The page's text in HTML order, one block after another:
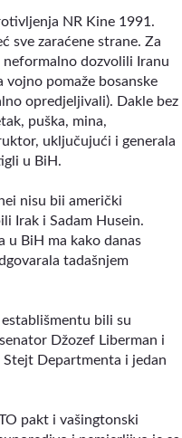
NR Kine 1991.
sve zaraćene strane. Za
neformalno dozvolili Iranu
pomaže bosanske
opredjeljivali). Dakle bez
puška, mina,
uključujući i generala
u BiH.
nisu bii američki
Irak i Sadam Husein.
u BiH ma kako danas
tadašnjem
bili su
Džozef Liberman i
Departmenta i jedan
pakt i vašingtonski